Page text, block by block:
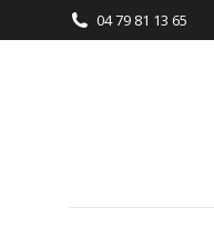
04 79 81 13 65